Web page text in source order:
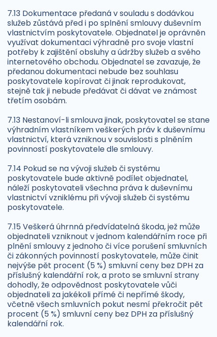
7.13 Dokumentace předaná v souladu s dodávkou
služeb zůstává před i po splnění smlouvy duševním
vlastnictvím poskytovatele. Objednatel je oprávněn
využívat dokumentaci výhradně pro svoje vlastní
potřeby k zajištění obsluhy a údržby služeb a svého
internetového obchodu. Objednatel se zavazuje, že
předanou dokumentaci nebude bez souhlasu
poskytovatele kopírovat či jinak reprodukovat,
stejně tak ji nebude předávat či dávat ve známost
třetím osobám.
7.13 Nestanoví-li smlouva jinak, poskytovatel se stane
výhradním vlastníkem veškerých práv k duševnímu
vlastnictví, která vzniknou v souvislosti s plněním
povinností poskytovatele dle smlouvy.
7.14 Pokud se na vývoji služeb či systému
poskytovatele bude aktivně podílet objednatel,
náleží poskytovateli všechna práva k duševnímu
vlastnictví vzniklému při vývoji služeb či systému
poskytovatele.
7.15 Veškerá úhrnná předvídatelná škoda, jež může
objednateli vzniknout v jednom kalendářním roce při
plnění smlouvy z jednoho či více porušení smluvních
či zákonných povinností poskytovatele, může činit
nejvýše pět procent (5 %) smluvní ceny bez DPH za
příslušný kalendářní rok, a proto se smluvní strany
dohodly, že odpovědnost poskytovatele vůči
objednateli za jakékoli přímé či nepřímé škody,
včetně všech smluvních pokut nesmí překročit pět
procent (5 %) smluvní ceny bez DPH za příslušný
kalendářní rok.